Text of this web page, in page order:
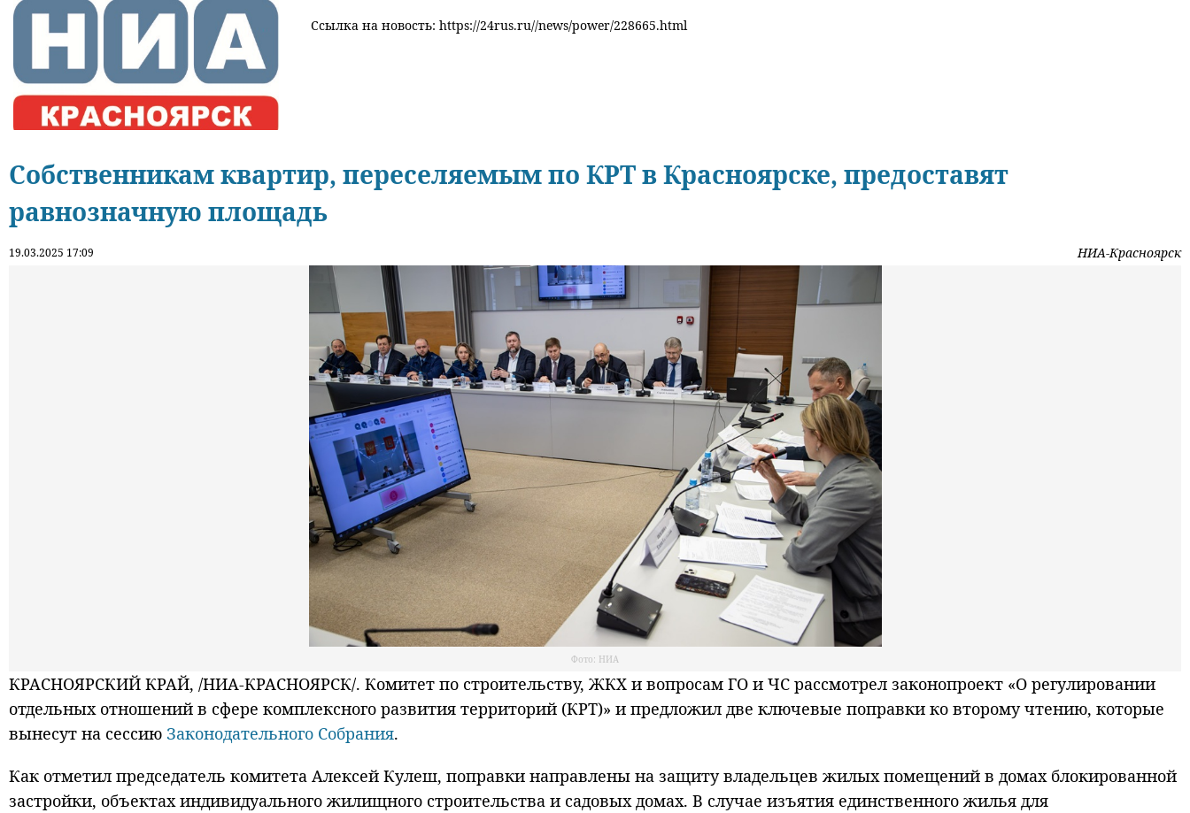
Ссылка на новость: https://24rus.ru//news/power/228665.html
Собственникам квартир, переселяемым по КРТ в Красноярске, предоставят
равнозначную площадь
19.03.2025 17:09 НИА-Красноярск
Фото: НИА
КРАСНОЯРСКИЙ КРАЙ, /НИА-КРАСНОЯРСК/. Комитет по строительству, ЖКХ и вопросам ГО и ЧС рассмотрел законопроект «О регулировании
отдельных отношений в сфере комплексного развития территорий (КРТ)» и предложил две ключевые поправки ко второму чтению, которые
вынесут на сессию Законодательного Собрания.
Как отметил председатель комитета Алексей Кулеш, поправки направлены на защиту владельцев жилых помещений в домах блокированной
застройки, объектах индивидуального жилищного строительства и садовых домах. В случае изъятия единственного жилья для